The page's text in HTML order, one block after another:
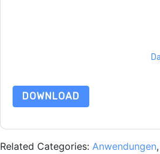
DOWNLOAD
Related Categories: Anwendungen,